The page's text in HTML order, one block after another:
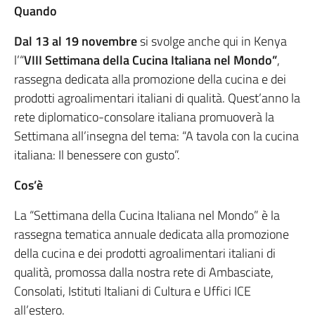
Quando
Dal 13 al 19 novembresi svolge anche qui in Kenya
l’“VIII Settimana della Cucina Italiana nel Mondo”,
rassegna dedicata alla promozione della cucina e dei
prodotti agroalimentari italiani di qualità. Quest’anno la
rete diplomatico-consolare italiana promuoverà la
Settimana all’insegna del tema: “A tavola con la cucina
italiana: Il benessere con gusto”.
Cos’è
La “Settimana della Cucina Italiana nel Mondo” è la
rassegna tematica annuale dedicata alla promozione
della cucina e dei prodotti agroalimentari italiani di
qualità, promossa dalla nostra rete di Ambasciate,
Consolati, Istituti Italiani di Cultura e Uffici ICE
all’estero.